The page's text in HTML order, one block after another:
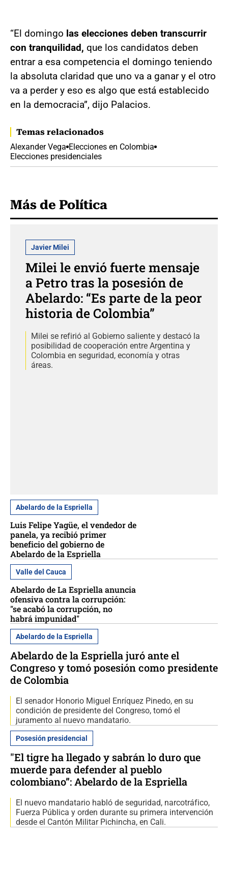
“El domingo las elecciones deben transcurrir
con tranquilidad, que los candidatos deben
entrar a esa competencia el domingo teniendo
la absoluta claridad que uno va a ganar y el otro
va a perder y eso es algo que está establecido
en la democracia”, dijo Palacios.
Temas relacionados
Alexander Vega Elecciones en Colombia
Elecciones presidenciales
Más de Política
Javier Milei
Milei le envió fuerte mensaje
a Petro tras la posesión de
Abelardo: “Es parte de la peor
historia de Colombia”
Milei se refirió al Gobierno saliente y destacó la
posibilidad de cooperación entre Argentina y
Colombia en seguridad, economía y otras
áreas.
Abelardo de la Espriella
Luis Felipe Yagüe, el vendedor de
panela, ya recibió primer
beneficio del gobierno de
Abelardo de la Espriella
Valle del Cauca
Abelardo de La Espriella anuncia
ofensiva contra la corrupción:
"se acabó la corrupción, no
habrá impunidad"
Abelardo de la Espriella
Abelardo de la Espriella juró ante el
Congreso y tomó posesión como presidente
de Colombia
El senador Honorio Miguel Enríquez Pinedo, en su
condición de presidente del Congreso, tomó el
juramento al nuevo mandatario.
Posesión presidencial
"El tigre ha llegado y sabrán lo duro que
muerde para defender al pueblo
colombiano”: Abelardo de la Espriella
El nuevo mandatario habló de seguridad, narcotráfico,
Fuerza Pública y orden durante su primera intervención
desde el Cantón Militar Pichincha, en Cali.